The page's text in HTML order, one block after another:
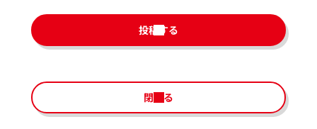
投稿する
閉じる